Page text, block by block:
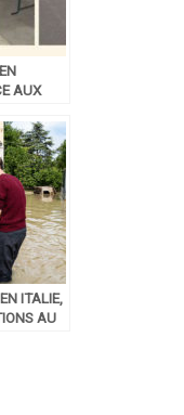
AUX
ITALIE,
AU